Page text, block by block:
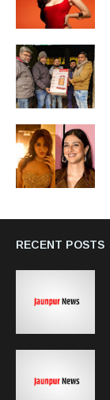
RECENT POSTS